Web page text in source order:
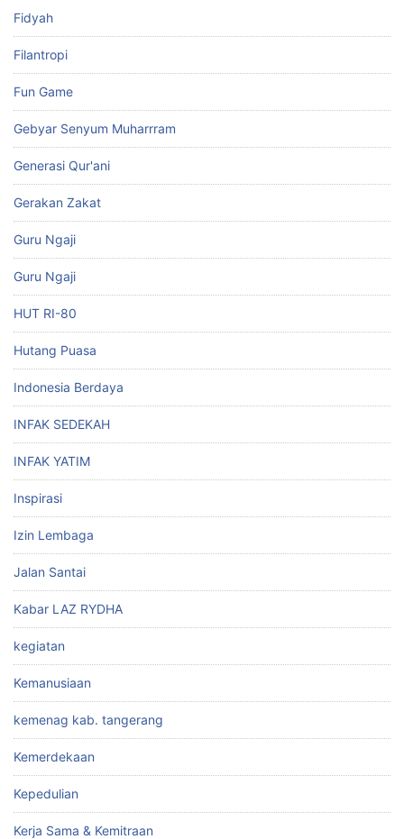
Fidyah
Filantropi
Fun Game
Gebyar Senyum Muharrram
Generasi Qur'ani
Gerakan Zakat
Guru Ngaji
Guru Ngaji
HUT RI-80
Hutang Puasa
Indonesia Berdaya
INFAK SEDEKAH
INFAK YATIM
Inspirasi
Izin Lembaga
Jalan Santai
Kabar LAZ RYDHA
kegiatan
Kemanusiaan
kemenag kab. tangerang
Kemerdekaan
Kepedulian
Kerja Sama & Kemitraan